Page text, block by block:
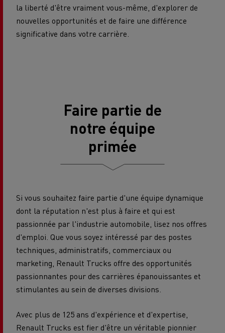
la liberté d'être vraiment vous-même, d'explorer de
nouvelles opportunités et de faire une différence
significative dans votre carrière.
Faire partie de
notre équipe
primée
Si vous souhaitez faire partie d'une équipe dynamique
dont la réputation n'est plus à faire et qui est
passionnée par l'industrie automobile, lisez nos offres
d'emploi. Que vous soyez intéressé par des postes
techniques, administratifs, commerciaux ou
marketing, Renault Trucks offre des opportunités
passionnantes pour des carrières épanouissantes et
stimulantes au sein de diverses divisions.
Avec plus de 125 ans d'expérience et d'expertise,
Renault Trucks est fier d'être un véritable pionnier